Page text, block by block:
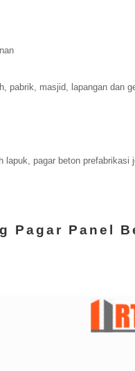
pabrik, masjid, lapangan dan
pagar beton
Pagar Panel